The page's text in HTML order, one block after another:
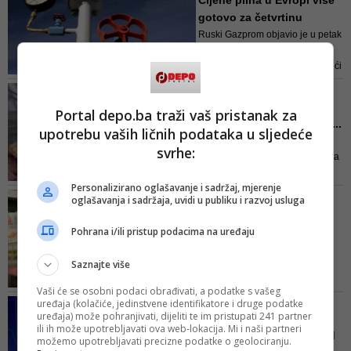
određene probleme
gotovo za četvrtinu
Ruski Gazprom objavio je u petak
Evropu Sjevernim tokom 1 budući
stanici Portovaja u blizini Sankt
Peterburga curi ulje
nikad skuplji: 'Kontrole s...
Kako ističu iz nekih roštiljnica u
gradu, trenutno su cijene veće za
ćevabdžinice koje nisu još
poskupjele tvrde da će do toga
INSAJDERSKE TAJNE
savjetuju: 13
novca u trgovini mješovitom
robom, i to od prema
zaposlenicima koji znaju sve
insajderske tajne trgovina
FARUK HADŽIĆ, EKONOMSKI
ANALITIČAR
'Struku brine da bi već od
Portal depo.ba traži vaš pristanak za
upotrebu vaših ličnih podataka u sljedeće
svrhe:
Personalizirano oglašavanje i sadržaj, mjerenje
oglašavanja i sadržaja, uvidi u publiku i razvoj usluga
Pohrana i/ili pristup podacima na uređaju
Saznajte više
Vaši će se osobni podaci obrađivati, a podatke s vašeg
uređaja (kolačiće, jedinstvene identifikatore i druge podatke
uređaja) može pohranjivati, dijeliti te im pristupati 241 partner
ili ih može upotrebljavati ova web-lokacija. Mi i naši partneri
možemo upotrebljavati precizne podatke o geolociranju.